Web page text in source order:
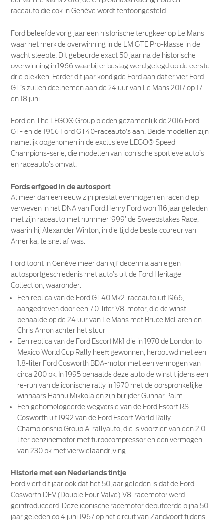
raceauto die ook in Genève wordt tentoongesteld.
Ford beleefde vorig jaar een historische terugkeer op Le Mans
waar het merk de overwinning in de LM GTE Pro-klasse in de
wacht sleepte. Dit gebeurde exact 50 jaar na de historische
overwinning in 1966 waarbij er beslag werd gelegd op de eerste
drie plekken. Eerder dit jaar kondigde Ford aan dat er vier Ford
GT’s zullen deelnemen aan de 24 uur van Le Mans 2017 op 17
en 18 juni.
Ford en The LEGO® Group bieden gezamenlijk de 2016 Ford
GT- en de 1966 Ford GT40-raceauto’s aan. Beide modellen zijn
namelijk opgenomen in de exclusieve LEGO® Speed
Champions-serie, die modellen van iconische sportieve auto’s
en raceauto’s omvat.
Fords erfgoed in de autosport
Al meer dan een eeuw zijn prestatievermogen en racen diep
verweven in het DNA van Ford.Henry Ford won 116 jaar geleden
met zijn raceauto met nummer ‘999’ de Sweepstakes Race,
waarin hij Alexander Winton, in die tijd de beste coureur van
Amerika, te snel af was.
Ford toont in Genève meer dan vijf decennia aan eigen
autosportgeschiedenis met auto’s uit de Ford Heritage
Collection, waaronder:
Een replica van de Ford GT40 Mk2-raceauto uit 1966,
aangedreven door een 7.0-liter V8-motor, die de winst
behaalde op de 24 uur van Le Mans met Bruce McLaren en
Chris Amon achter het stuur
Een replica van de Ford Escort Mk1 die in 1970 de London to
Mexico World Cup Rally heeft gewonnen, herbouwd met een
1.8-liter Ford Cosworth BDA-motor met een vermogen van
circa 200 pk. In 1995 behaalde deze auto de winst tijdens een
re-run van de iconische rally in 1970 met de oorspronkelijke
winnaars Hannu Mikkola en zijn bijrijder Gunnar Palm
Een gehomologeerde wegversie van de Ford Escort RS
Cosworth uit 1992 van de Ford Escort World Rally
Championship Group A-rallyauto, die is voorzien van een 2.0-
liter benzinemotor met turbocompressor en een vermogen
van 230 pk met vierwielaandrijving
Historie met een Nederlands tintje
Ford viert dit jaar ook dat het 50 jaar geleden is dat de Ford
Cosworth DFV (Double Four Valve) V8-racemotor werd
geïntroduceerd. Deze iconische racemotor debuteerde bijna 50
jaar geleden op 4 juni 1967 op het circuit van Zandvoort tijdens